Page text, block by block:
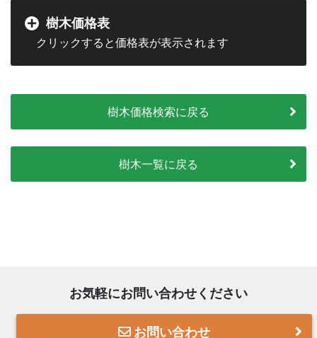
樹木価格表
樹木価格検索に戻る
樹木一覧に戻る
お気軽にお問い合わせください
お問い合わせ